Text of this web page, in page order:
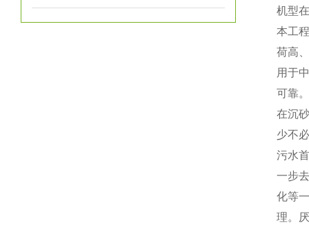
机型
本工
荷高
用于
可靠
在沉
少不
污水
一步
化等
理。